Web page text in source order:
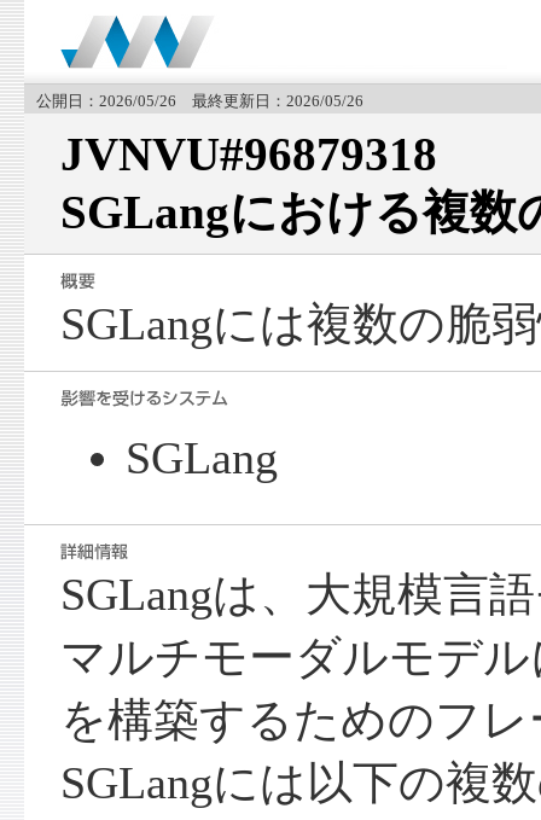
公開日：2026/05/26 最終更新日：2026/05/26
JVNVU#96879318
SGLangにおける複数
SGLangには複数の脆
SGLang
SGLangは、大規模言
マルチモーダルモデ
を構築するためのフ
SGLangには以下の複